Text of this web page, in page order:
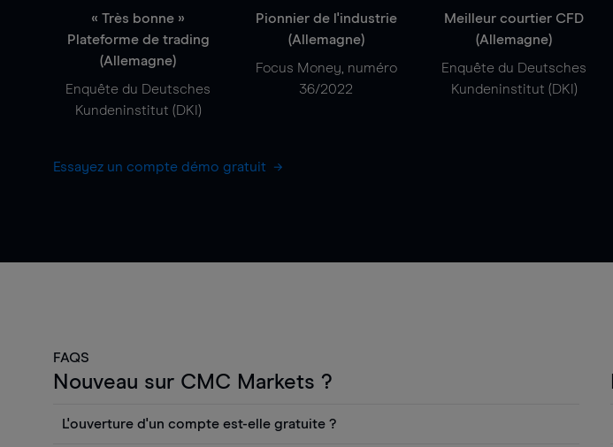
« Très bonne »
Plateforme de trading
(Allemagne)
Enquête du Deutsches
Kundeninstitut (DKI)
Pionnier de l'industrie
(Allemagne)
Focus Money, numéro
36/2022
Meilleur courtier CFD
(Allemagne)
Enquête du Deutsches
Kundeninstitut (DKI)
Essayez un compte démo gratuit
FAQS
Nouveau sur CMC Markets ?
L'ouverture d'un compte est-elle gratuite ?